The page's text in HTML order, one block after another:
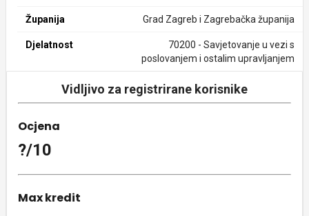
Županija Grad Zagreb i Zagrebačka županija
Djelatnost
70200 - Savjetovanje u vezi s
poslovanjem i ostalim upravljanjem
Vidljivo za registrirane korisnike
Ocjena
?/10
Max kredit